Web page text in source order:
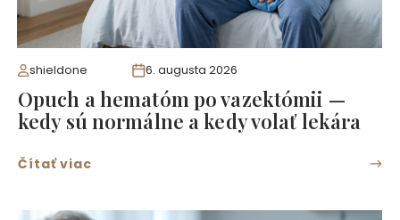
shieldone 6. augusta 2026
Opuch a hematóm po vazektómii —
kedy sú normálne a kedy volať lekára
Čítať viac